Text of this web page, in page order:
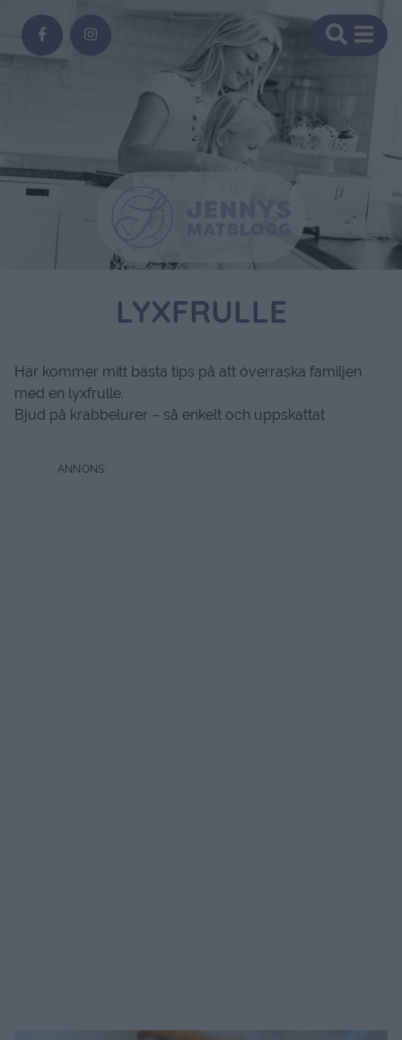
LYXFRULLE
Här kommer mitt bästa tips på att överraska familjen
med en lyxfrulle.
Bjud på krabbelurer – så enkelt och uppskattat